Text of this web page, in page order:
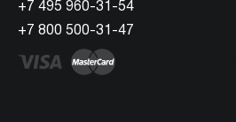
+7 495 960-31-54
+7 800 500-31-47